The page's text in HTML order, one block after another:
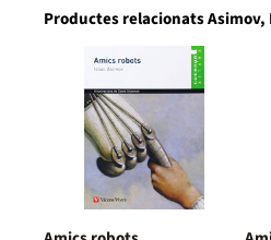
Productes relacionats Asimov,